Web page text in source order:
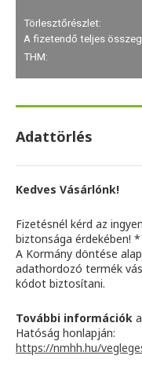
Adattörlés
Kedves Vásárlónk!
Fizetésnél kérd az
biztonsága érdekében! *
A Kormány döntése
adathordozó termék
kódot biztosítani.
További információk
Hatóság honlapján:
https://nmhh.hu/